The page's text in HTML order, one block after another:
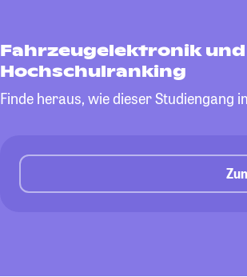
Fahrzeugelektronik
Hochschulranking
Finde heraus, wie dieser Studiengang